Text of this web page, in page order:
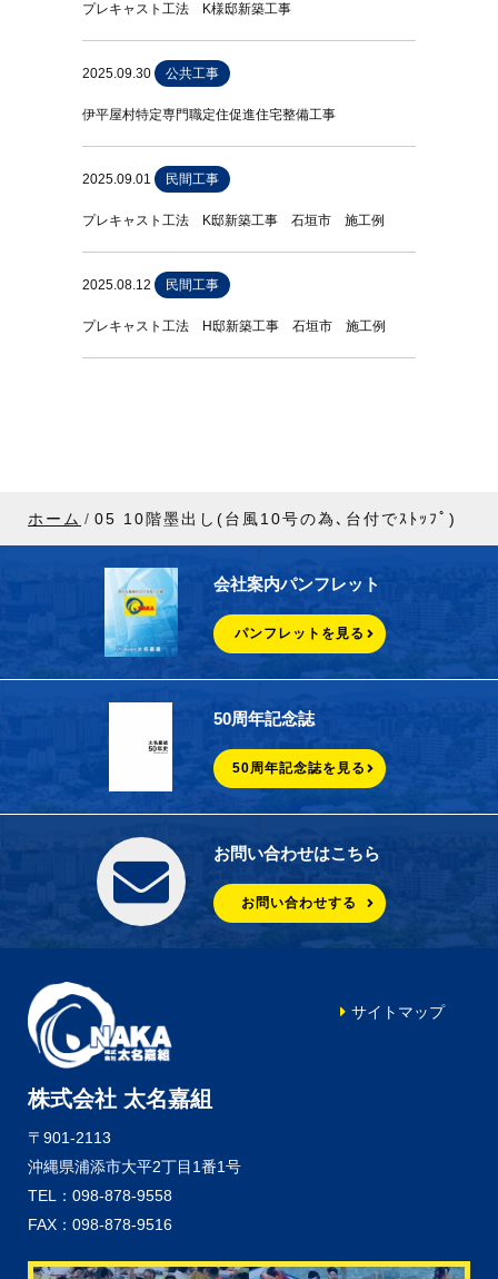
プレキャスト工法 K様邸新築工事
2025.09.30 公共工事
伊平屋村特定専門職定住促進住宅整備工事
2025.09.01 民間工事
プレキャスト工法 K邸新築工事 石垣市 施工例
2025.08.12 民間工事
プレキャスト工法 H邸新築工事 石垣市 施工例
ホーム 05 10階墨出し(台風10号の為､台付でｽﾄｯﾌﾟ)
会社案内パンフレット
パンフレットを見る
50周年記念誌
50周年記念誌を見る
お問い合わせはこちら
お問い合わせする
株式会社 太名嘉組
〒901-2113
沖縄県浦添市大平2丁目1番1号
TEL：098-878-9558
FAX：098-878-9516
サイトマップ